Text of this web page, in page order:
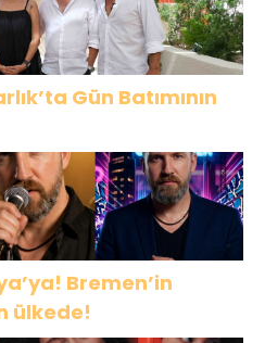
Gün Batımının
Bremen’in
ülkede!